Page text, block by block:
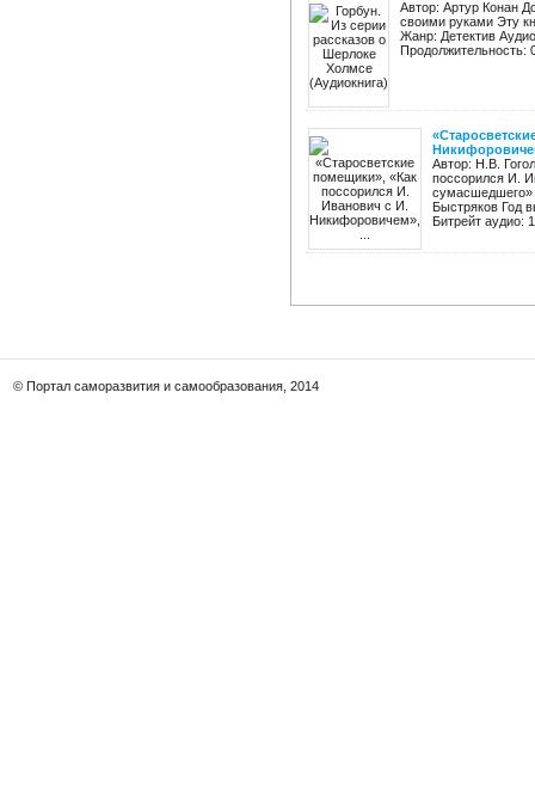
Автор: Артур Конан
своими руками Эту
Жанр: Детектив
Продолжительность:
Автор: Н.В.
поссорился И.
сумасшедшего»
Быстряков Год
Битрейт аудио:
© Портал саморазвития и самообразования, 2014